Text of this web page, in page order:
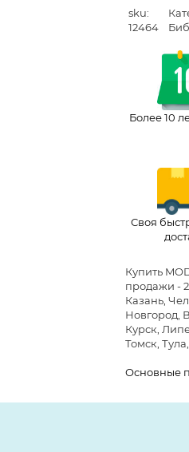
sku:
12464
Более 10
Своя
Купить
продажи -
Казань,
Новгород,
Курск,
Томск,
Основные